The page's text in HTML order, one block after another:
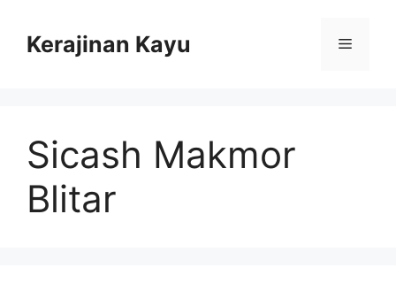
contentKerajinan Kayu Menu
Sicash Makmor
Blitar